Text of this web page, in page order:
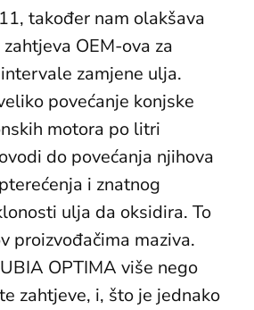
također nam olakšava
OEM-ova za
zamjene ulja.
povećanje konjske
motora po litri
do povećanja njihova
i znatnog
ulja da oksidira. To
proizvođačima maziva.
OPTIMA više nego
zahtjeve, i, što je jednako